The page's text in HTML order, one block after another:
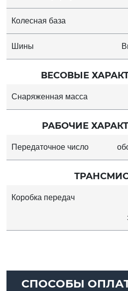
Колесная база
Шины
ВЕСОВЫЕ
Снаряженная масса
РАБОЧИЕ
Передаточное число
Коробка передач
СПОСОБЫ